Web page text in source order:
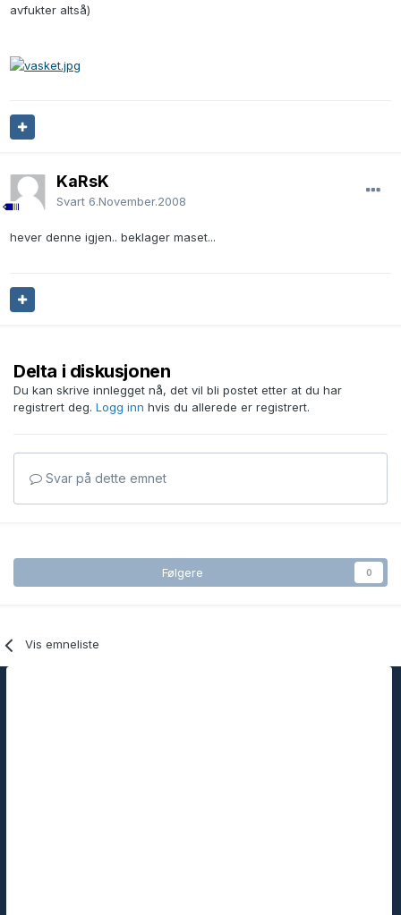
avfukter altså)
KaRsK
Svart 6.November.2008
hever denne igjen.. beklager maset...
Delta i diskusjonen
Du kan skrive innlegget nå, det vil bli postet etter at du har
registrert deg. Logg inn hvis du allerede er registrert.
Svar på dette emnet
Følgere 0
Vis emneliste